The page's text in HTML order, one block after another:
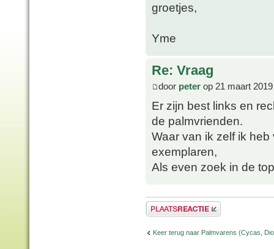
groetjes,
Yme
Re: Vraag
door peter op 21 maart
Er zijn best links en
de palmvrienden.
Waar van ik zelf ik
exemplaren,
Als even zoek in de
Plaats een reactie
Keer terug naar Palmvarens (Cycas,